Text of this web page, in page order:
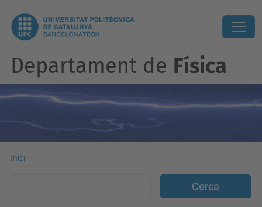
Departament de Física
Inici